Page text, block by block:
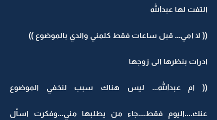
التفت لها عبدالله
(( لا امي... قبل ساعات فقط كلمني والدي بالموضوع ))
ادرات بنظرها الى زوجها
(( ام عبدالله... ليس هناك سبب لنخفي الموضوع
عنك....اليوم فقط....جاء من يطلبها مني...وفكرت اسأل